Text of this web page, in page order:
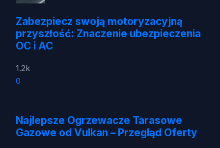
Zabezpiecz swoją motoryzacyjną
przyszłość: Znaczenie ubezpieczenia
OC i AC
1.2k
0
Najlepsze Ogrzewacze Tarasowe
Gazowe od Vulkan – Przegląd Oferty